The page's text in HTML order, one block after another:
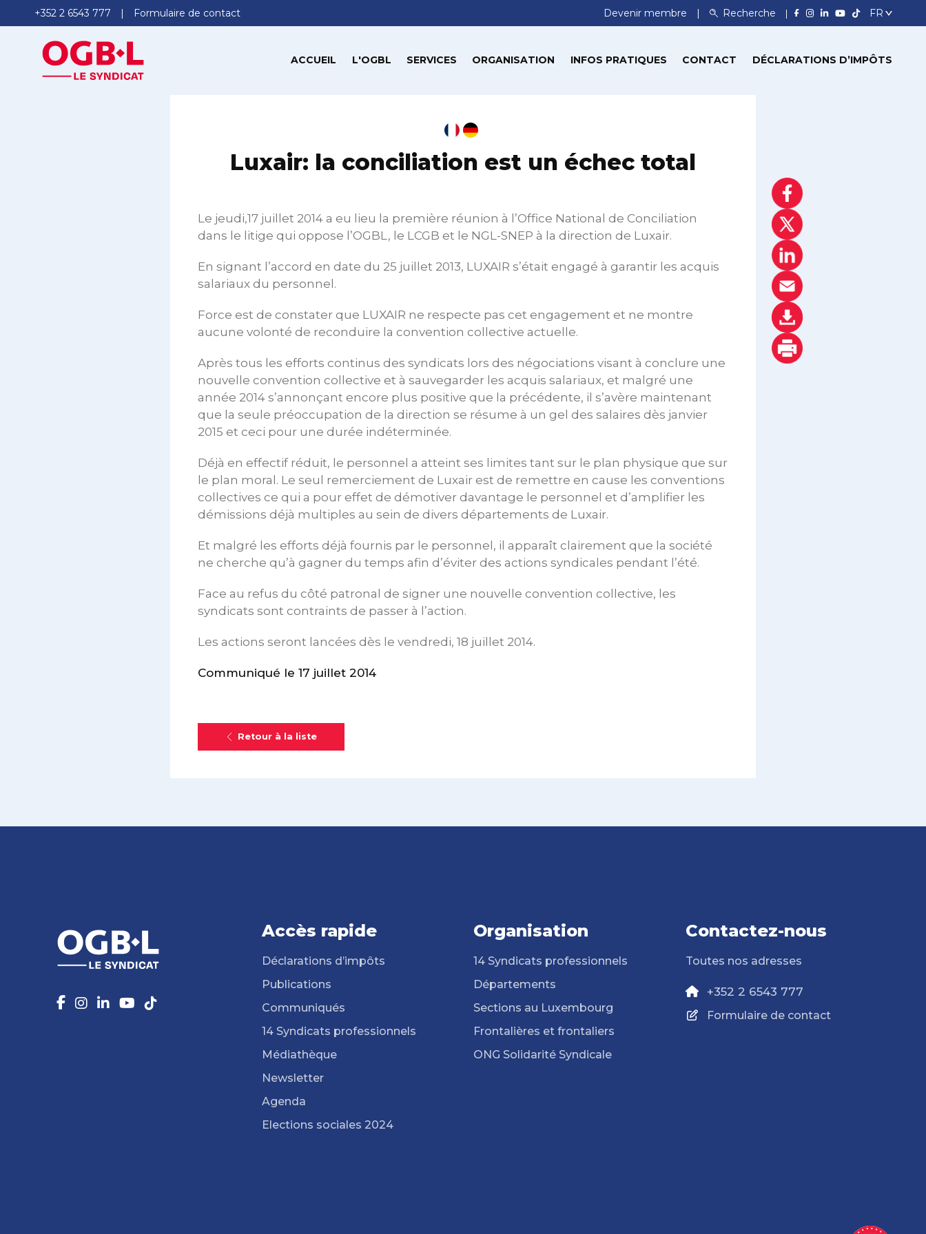
+352 2 6543 777 Formulaire de contact Devenir membre Recherche
ACCUEIL L'OGBL SERVICES ORGANISATION INFOS PRATIQUES CONTACT DÉCLARATIONS D’IMPÔTS
Luxair: la conciliation est un échec total
Le jeudi,17 juillet 2014 a eu lieu la première réunion à l’Office National de Conciliation
dans le litige qui oppose l’OGBL, le LCGB et le NGL-SNEP à la direction de Luxair.
En signant l’accord en date du 25 juillet 2013, LUXAIR s’était engagé à garantir les acquis
salariaux du personnel.
Force est de constater que LUXAIR ne respecte pas cet engagement et ne montre
aucune volonté de reconduire la convention collective actuelle.
Après tous les efforts continus des syndicats lors des négociations visant à conclure une
nouvelle convention collective et à sauvegarder les acquis salariaux, et malgré une
année 2014 s’annonçant encore plus positive que la précédente, il s’avère maintenant
que la seule préoccupation de la direction se résume à un gel des salaires dès janvier
2015 et ceci pour une durée indéterminée.
Déjà en effectif réduit, le personnel a atteint ses limites tant sur le plan physique que sur
le plan moral. Le seul remerciement de Luxair est de remettre en cause les conventions
collectives ce qui a pour effet de démotiver davantage le personnel et d’amplifier les
démissions déjà multiples au sein de divers départements de Luxair.
Et malgré les efforts déjà fournis par le personnel, il apparaît clairement que la société
ne cherche qu’à gagner du temps afin d’éviter des actions syndicales pendant l’été.
Face au refus du côté patronal de signer une nouvelle convention collective, les
syndicats sont contraints de passer à l’action.
Les actions seront lancées dès le vendredi, 18 juillet 2014.
Communiqué le 17 juillet 2014
Retour à la liste
Accès rapide
Déclarations d’impôts
Publications
Communiqués
14 Syndicats professionnels
Médiathèque
Newsletter
Agenda
Elections sociales 2024
Organisation
14 Syndicats professionnels
Départements
Sections au Luxembourg
Frontalières et frontaliers
ONG Solidarité Syndicale
Contactez-nous
Toutes nos adresses
+352 2 6543 777
Formulaire de contact